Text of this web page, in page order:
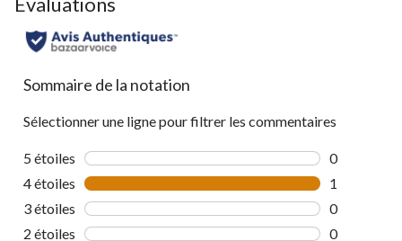
Sommaire de la notation
Sélectionner une ligne pour filtrer les commentaires
5 étoiles étoiles
0
4 étoiles étoiles
1
3 étoiles étoiles
0
2 étoiles étoiles
0